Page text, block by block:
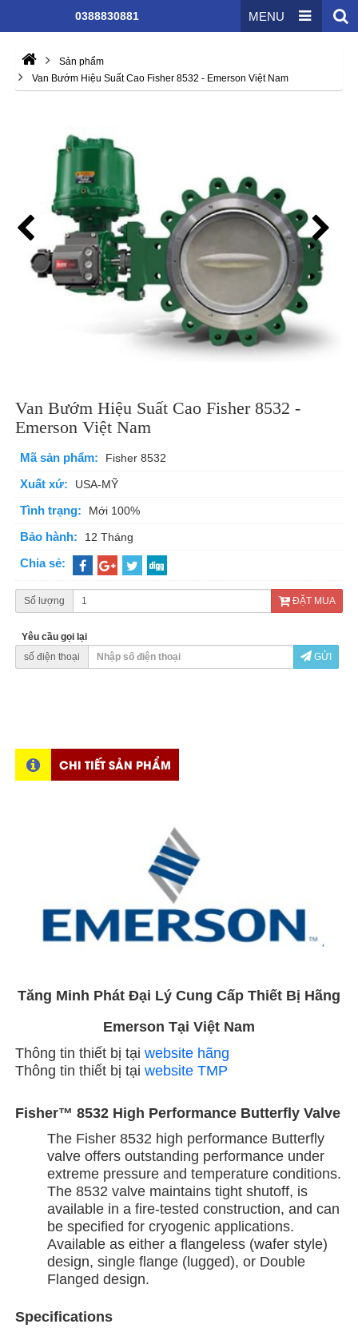
0388830881 MENU
Sản phẩm
Van Bướm Hiệu Suất Cao Fisher 8532 - Emerson Việt Nam
Van Bướm Hiệu Suất Cao Fisher 8532 -
Emerson Việt Nam
Mã sản phẩm: Fisher 8532
Xuất xứ: USA-MỸ
Tình trạng: Mới 100%
Bảo hành: 12 Tháng
Chia sẻ:
Số lượng ĐẶT MUA
Yêu cầu gọi lại
số điện thoại
GỬI
CHI TIẾT SẢN PHẨM
Tăng Minh Phát Đại Lý Cung Cấp Thiết Bị Hãng
Emerson Tại Việt Nam
Thông tin thiết bị tại website hãng
Thông tin thiết bị tại website TMP
Fisher™ 8532 High Performance Butterfly Valve
The Fisher 8532 high performance Butterfly
valve offers outstanding performance under
extreme pressure and temperature conditions.
The 8532 valve maintains tight shutoff, is
available in a fire-tested construction, and can
be specified for cryogenic applications.
Available as either a flangeless (wafer style)
design, single flange (lugged), or Double
Flanged design.
Specifications